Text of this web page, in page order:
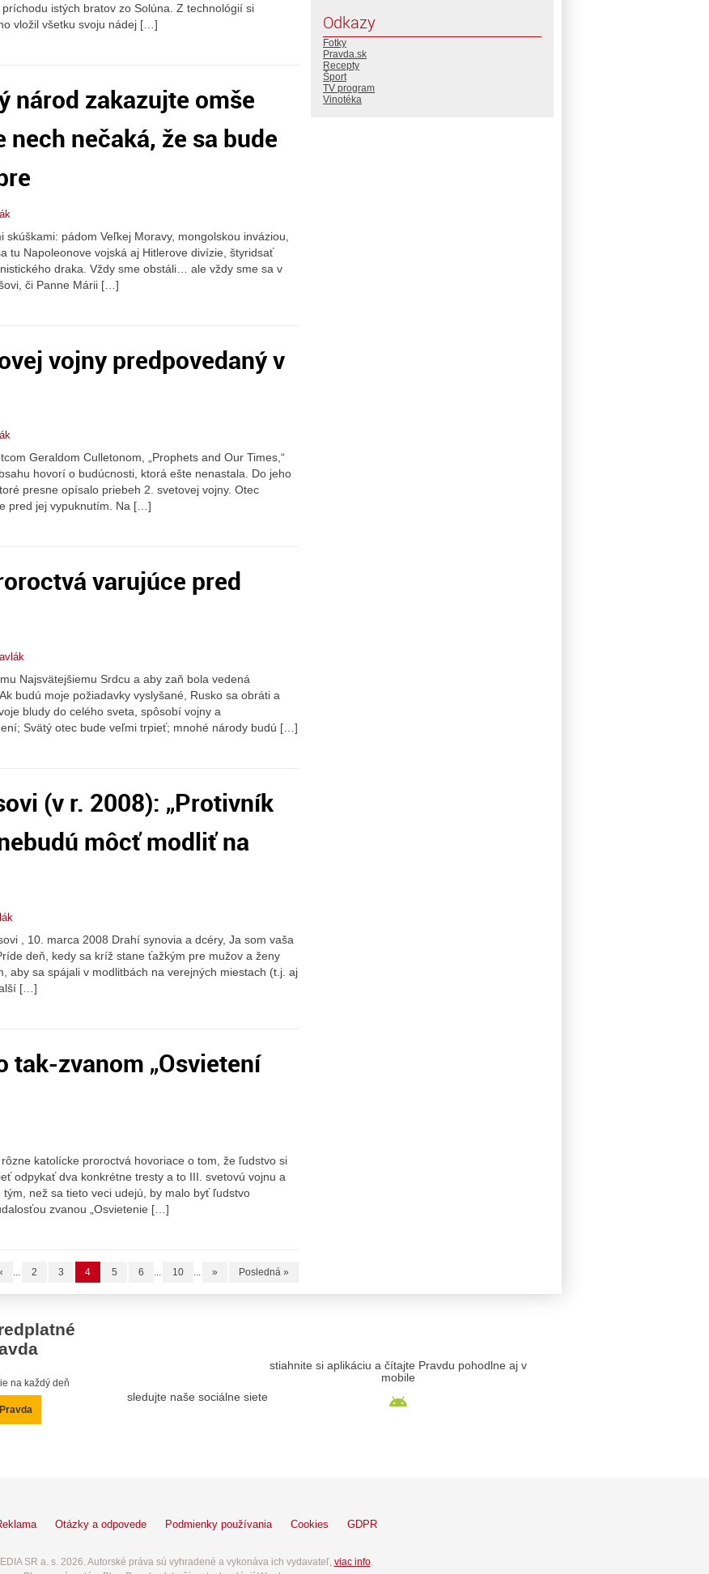
istých bratov zo Solúna. Z technológií si
vložil všetku svoju nádej […]
národ zakazujte omše
nečaká, že sa bude
pádom Veľkej Moravy, mongolskou inváziou,
tu Napoleonove vojská aj Hitlerove divízie, štyridsať
draka. Vždy sme obstáli… ale vždy sme sa v
či Panne Márii […]
vojny predpovedaný v
Geraldom Culletonom, „Prophets and Our Times,“
hovorí o budúcnosti, ktorá ešte nenastala. Do jeho
presne opísalo priebeh 2. svetovej vojny. Otec
pred jej vypuknutím. Na […]
varujúce pred
Najsvätejšiemu Srdcu a aby zaň bola vedená
budú moje požiadavky vyslyšané, Rusko sa obráti a
bludy do celého sveta, spôsobí vojny a
Svätý otec bude veľmi trpieť; mnohé národy budú […]
(v r. 2008): „Protivník
môcť modliť na
, 10. marca 2008 Drahí synovia a dcéry, Ja som vaša
deň, kedy sa kríž stane ťažkým pre mužov a ženy
aby sa spájali v modlitbách na verejných miestach (t.j. aj
[…]
tak-zvanom „Osvietení
katolícke proroctvá hovoriace o tom, že ľudstvo si
odpykať dva konkrétne tresty a to III. svetovú vojnu a
tým, než sa tieto veci udejú, by malo byť ľudstvo
zvanou „Osvietenie […]
... 2 3 4 5 6 ... 10 ... » Posledná »
Odkazy
Fotky
Pravda.sk
Recepty
Šport
TV program
Vinotéka
na každý deň
sledujte naše sociálne siete
stiahnite si aplikáciu a čítajte Pravdu pohodlne aj v
mobile
Otázky a odpovede Podmienky používania Cookies GDPR
SR a. s. 2026. Autorské práva sú vyhradené a vykonáva ich vydavateľ, viac info.